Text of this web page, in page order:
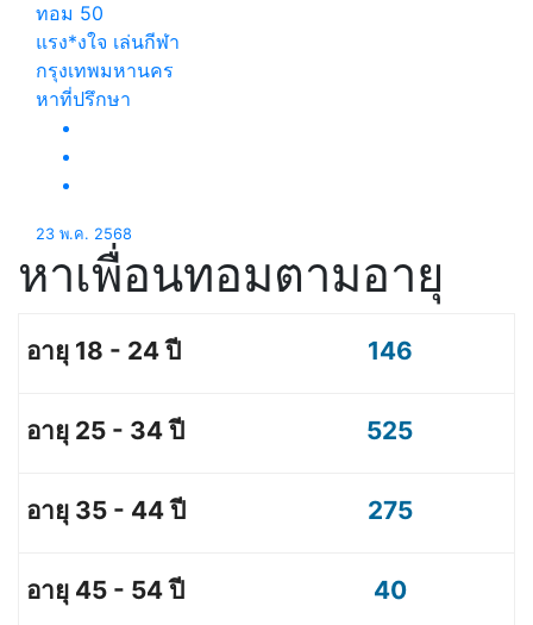
ทอม 50
แรง*งใจ เล่นกีฬา
กรุงเทพมหานคร
หาที่ปรึกษา
23 พ.ค. 2568
หาเพื่อนทอมตามอายุ
146
525
275
40